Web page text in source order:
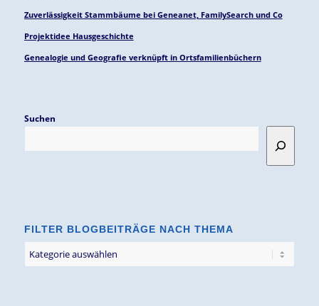
Zuverlässigkeit Stammbäume bei Geneanet, FamilySearch und Co
Projektidee Hausgeschichte
Genealogie und Geografie verknüpft in Ortsfamilienbüchern
Suchen
FILTER BLOGBEITRÄGE NACH THEMA
Blogbeiträge